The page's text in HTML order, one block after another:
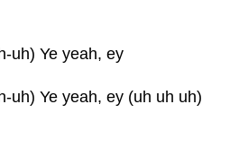
uh) Ye yeah, ey
uh) Ye yeah, ey (uh uh uh)